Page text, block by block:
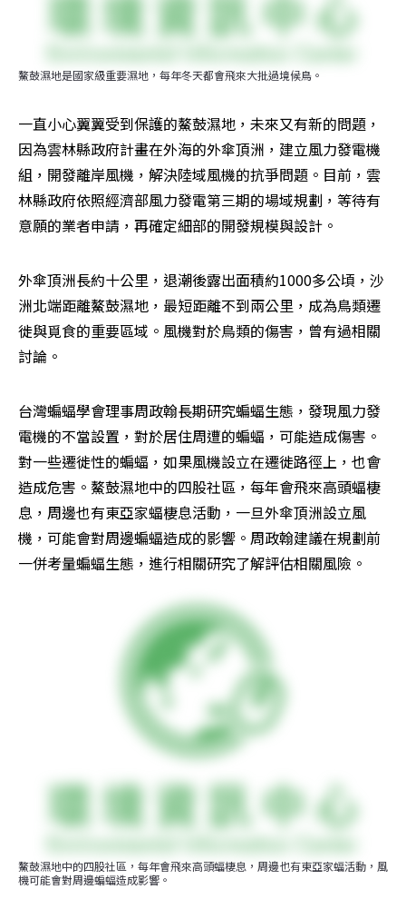
鰲鼓濕地是國家級重要濕地，每年冬天都會飛來大批過境候鳥。
一直小心翼翼受到保護的鰲鼓濕地，未來又有新的問題，
因為雲林縣政府計畫在外海的外傘頂洲，建立風力發電機
組，開發離岸風機，解決陸域風機的抗爭問題。目前，雲
林縣政府依照經濟部風力發電第三期的場域規劃，等待有
意願的業者申請，再確定細部的開發規模與設計。
外傘頂洲長約十公里，退潮後露出面積約1000多公頃，沙
洲北端距離鰲鼓濕地，最短距離不到兩公里，成為鳥類遷
徙與覓食的重要區域。風機對於鳥類的傷害，曾有過相關
討論。
台灣蝙蝠學會理事周政翰長期研究蝙蝠生態，發現風力發
電機的不當設置，對於居住周遭的蝙蝠，可能造成傷害。
對一些遷徙性的蝙蝠，如果風機設立在遷徙路徑上，也會
造成危害。鰲鼓濕地中的四股社區，每年會飛來高頭蝠棲
息，周邊也有東亞家蝠棲息活動，一旦外傘頂洲設立風
機，可能會對周邊蝙蝠造成的影響。周政翰建議在規劃前
一併考量蝙蝠生態，進行相關研究了解評估相關風險。
鰲鼓濕地中的四股社區，每年會飛來高頭蝠棲息，周邊也有東亞家蝠活動，風
機可能會對周邊蝙蝠造成影響。